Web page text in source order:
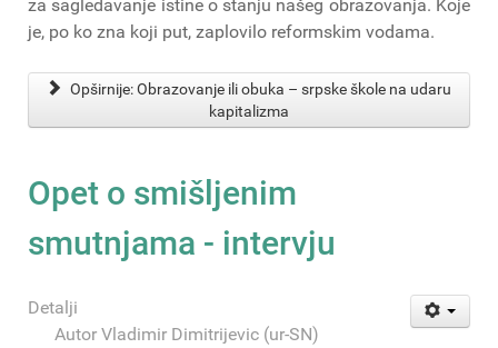
za sagledavanje istine o stanju našeg obrazovanja. Koje
je, po ko zna koji put, zaplovilo reformskim vodama.
Opširnije: Obrazovanje ili obuka – srpske škole na udaru
kapitalizma
Opet o smišljenim
smutnjama - intervju
Detalji
Autor Vladimir Dimitrijevic (ur-SN)